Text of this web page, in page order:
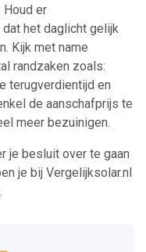
Houd er
het daglicht gelijk
Kijk met name
randzaken zoals:
terugverdientijd en
de aanschafprijs te
meer bezuinigen.
je besluit over te gaan
je bij Vergelijksolar.nl